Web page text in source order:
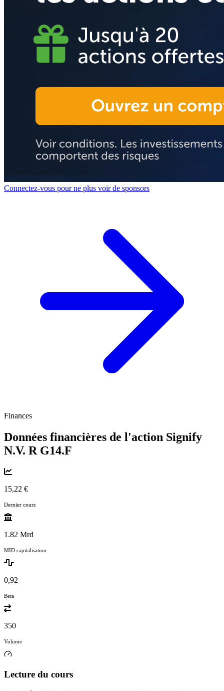
Connectez-vous pour ne plus voir de sponsors
Finances
Données financières de l'action Signify
N.V. R G14.F
15,22 €
Dernier cours
1.82 Mrd
MID capitalisation
0,92
Beta
350
Volume
Lecture du cours